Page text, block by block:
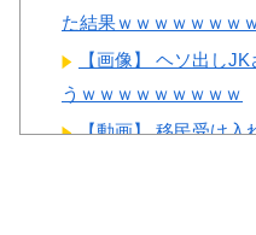
た結果ｗｗｗｗｗｗｗ
【画像】 ヘソ出し
うｗｗｗｗｗｗｗｗｗ
【動画】 移民受け入